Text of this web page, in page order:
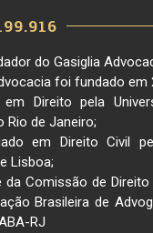
do Gasiglia
foi fundado em
em Direito pela
Rio de Janeiro;
em Direito Civil
Lisboa;
da Comissão de
Brasileira de
RJ